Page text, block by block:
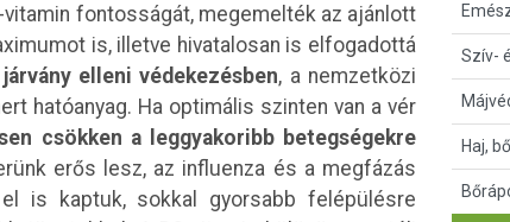
fontosságát, megemelték az ajánlott
is, illetve hivatalosan is elfogadottá
elleni védekezésben, a nemzetközi
hatóanyag. Ha optimális szinten van a vér
csökken a leggyakoribb betegségekre
erős lesz, az influenza és a megfázás
is kaptuk, sokkal gyorsabb felépülésre
Szív-
Haj,